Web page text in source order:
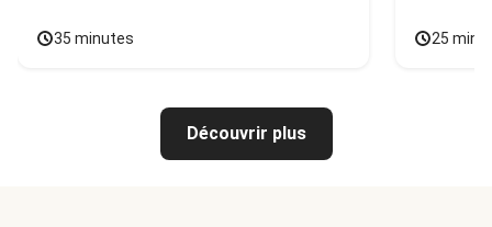
35 minutes 25
Découvrir plus